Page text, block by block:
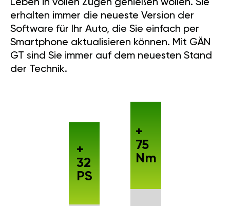
Leben in vollen Zügen genießen wollen. Sie
erhalten immer die neueste Version der
Software für Ihr Auto, die Sie einfach per
Smartphone aktualisieren können. Mit GÄN
GT sind Sie immer auf dem neuesten Stand
der Technik.
+
32
PS
+
75
Nm